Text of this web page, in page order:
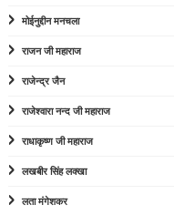
मोईनुद्दीन मनचला
राजन जी महाराज
राजेन्द्र जैन
राजेश्वारा नन्द जी महाराज
राधाकृष्ण जी महाराज
लखबीर सिंह लक्खा
लता मंगेशकर